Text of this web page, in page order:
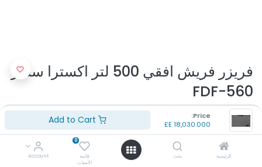
Price:
18,030.000
الرئيسية بحث
0
قائمة
الأمنيات
Account
فريزر فريش افقي 500 لتر اكسترا سلفر
FDF-560
(تقييم 0 )
رقم الموديل: FDF-560
اللون: سلفر
بلد المنشأ: مصر